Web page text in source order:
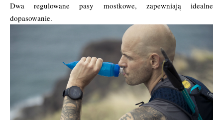
Dwa regulowane pasy mostkowe, zapewniają idealne
dopasowanie.